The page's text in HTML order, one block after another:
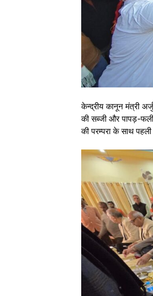
केन्द्रीय कानून मंत्री
की सब्जी और पापड़-
की परम्परा के साथ